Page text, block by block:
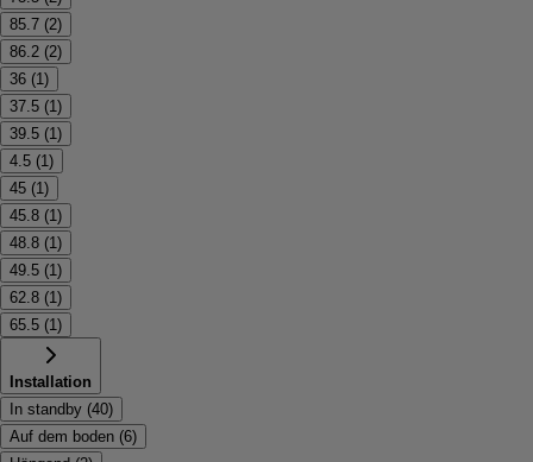
85.7 (2)
86.2 (2)
36 (1 )
37.5 (1 )
39.5 (1 )
4.5 (1 )
45 (1 )
45.8 (1 )
48.8 (1 )
49.5 (1 )
62.8 (1 )
65.5 (1 )
Installation
In standby (40)
Auf dem boden (6)